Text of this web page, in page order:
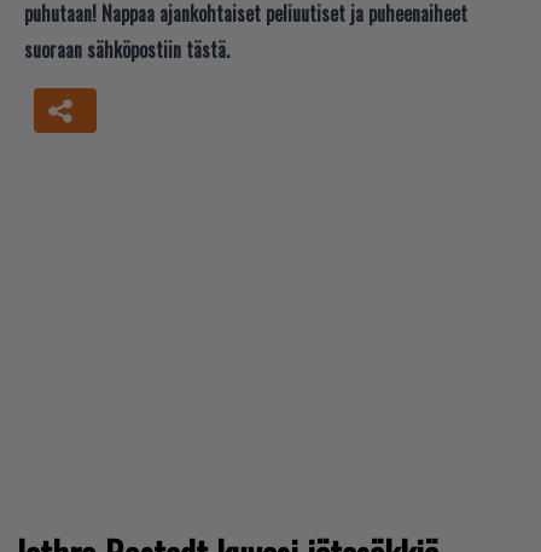
puhutaan! Nappaa ajankohtaiset peliuutiset ja puheenaiheet
suoraan sähköpostiin tästä.